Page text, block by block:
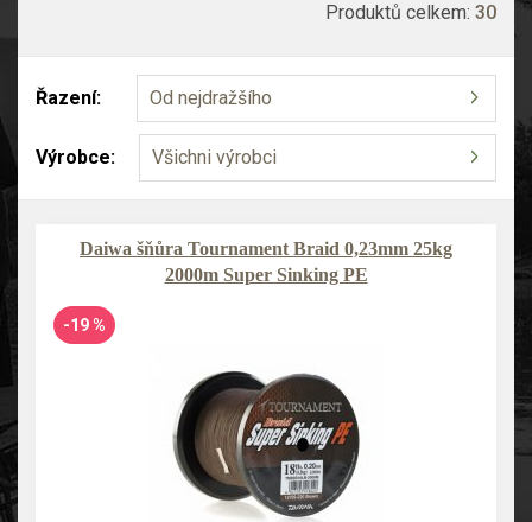
Produktů celkem: 30
Řazení: Od nejdražšího
Výrobce: Všichni výrobci
Daiwa šňůra Tournament Braid 0,23mm 25kg
2000m Super Sinking PE
-19 %